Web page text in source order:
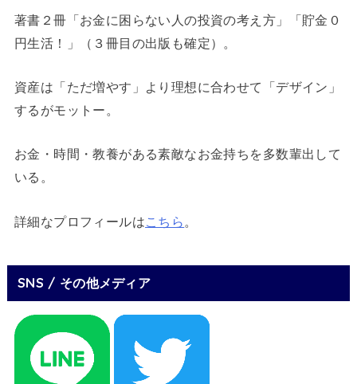
著書２冊「お金に困らない人の投資の考え方」「貯金０
円生活！」（３冊目の出版も確定）。
資産は「ただ増やす」より理想に合わせて「デザイン」
するがモットー。
お金・時間・教養がある素敵なお金持ちを多数輩出して
いる。
詳細なプロフィールはこちら。
SNS / その他メディア